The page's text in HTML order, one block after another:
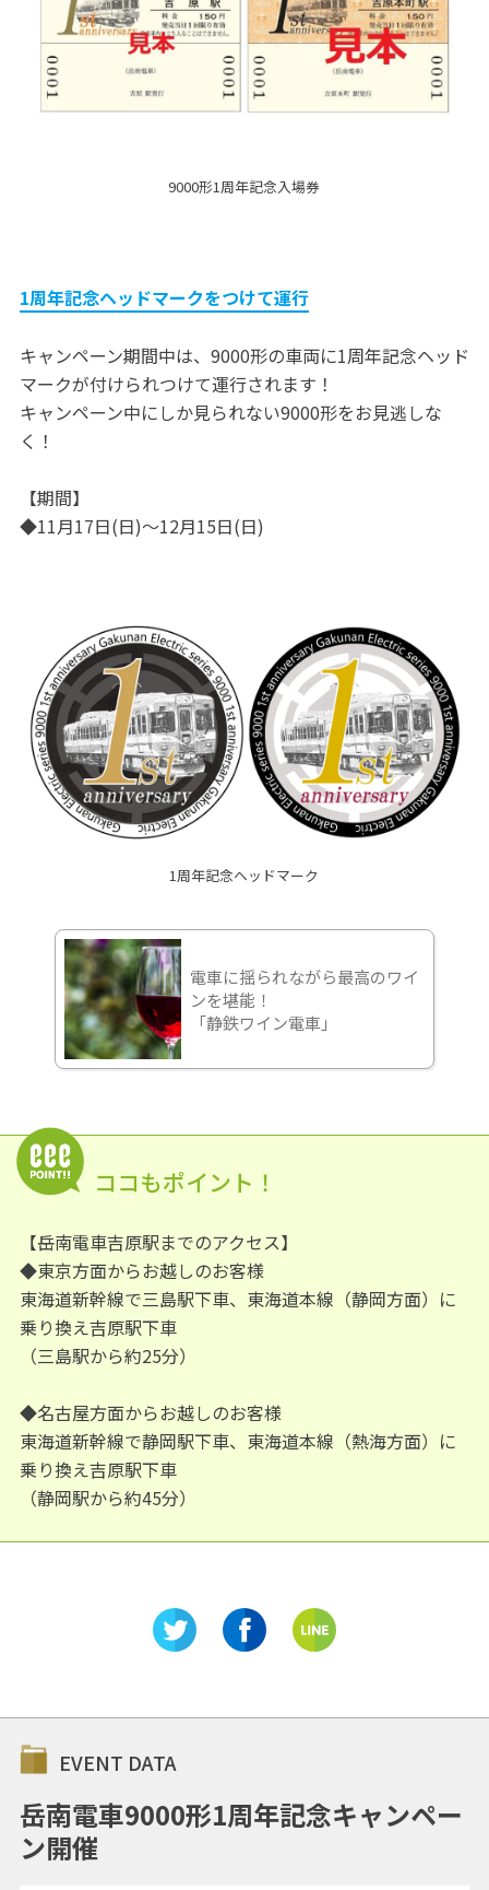
9000形1周年記念入場券
1周年記念ヘッドマークをつけて運行
キャンペーン期間中は、9000形の車両に1周年記念ヘッド
マークが付けられつけて運行されます！
キャンペーン中にしか見られない9000形をお見逃しな
く！
【期間】
◆11月17日(日)～12月15日(日)
1周年記念ヘッドマーク
電車に揺られながら最高のワイ
ンを堪能！
「静鉄ワイン電車」
ココもポイント！
【岳南電車吉原駅までのアクセス】
◆東京方面からお越しのお客様
東海道新幹線で三島駅下車、東海道本線（静岡方面）に
乗り換え吉原駅下車
（三島駅から約25分）
◆名古屋方面からお越しのお客様
東海道新幹線で静岡駅下車、東海道本線（熱海方面）に
乗り換え吉原駅下車
（静岡駅から約45分）
EVENT DATA
岳南電車9000形1周年記念キャンペー
ン開催